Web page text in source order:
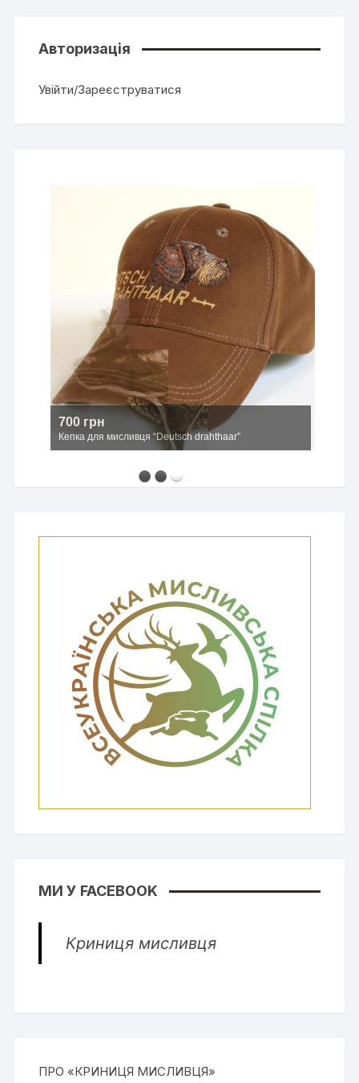
Авторизація
Увійти/Зареєструватися
700 грн
Кепка для мисливця “Deutsch drahthaar”
МИ У FACEBOOK
Криниця мисливця
ПРО «КРИНИЦЯ МИСЛИВЦЯ»